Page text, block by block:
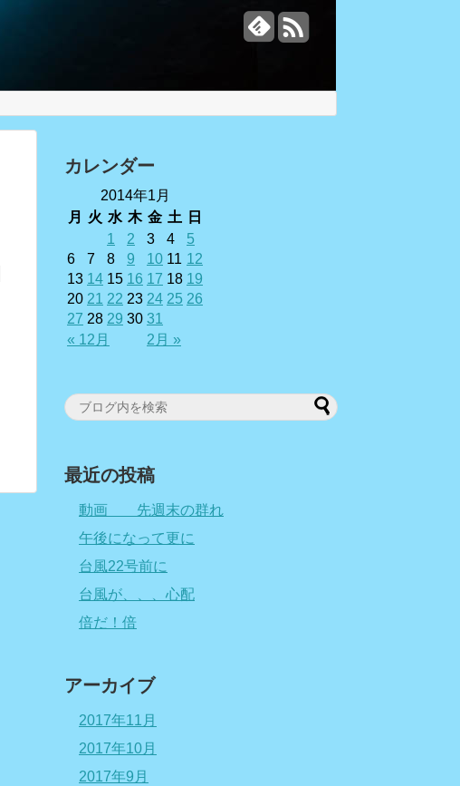
カレンダー
2014年1月
月
火 水 木 金 土 日
« 12月 2月 »
1 2 3 4
5
6
7 8 9 10 11 12
13 14 15 16 17 18 19
20 21 22 23 24 25 26
27 28 29 30 31
最近の投稿
動画 先週末の群れ
午後になって更に
台風22号前に
台風が、、、心配
倍だ！倍
アーカイブ
2017年11月
2017年10月
2017年9月